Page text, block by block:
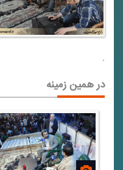
.
در همین زمینه